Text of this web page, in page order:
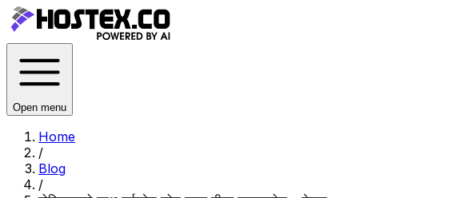
Open menu
Home
/
Blog
/